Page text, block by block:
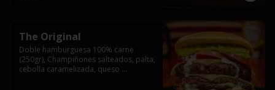
The Original
Doble hamburguesa 100% carne
(250gr), Champiñones salteados, palta,
cebolla caramelizada, queso